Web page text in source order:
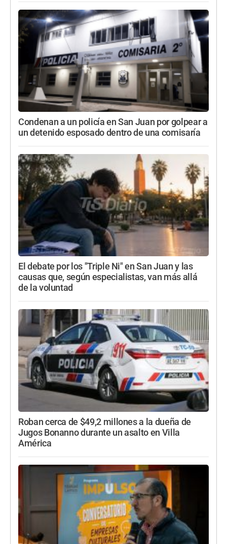
Condenan a un policía en San Juan por golpear a
un detenido esposado dentro de una comisaría
El debate por los "Triple Ni" en San Juan y las
causas que, según especialistas, van más allá
de la voluntad
Roban cerca de $49,2 millones a la dueña de
Jugos Bonanno durante un asalto en Villa
América